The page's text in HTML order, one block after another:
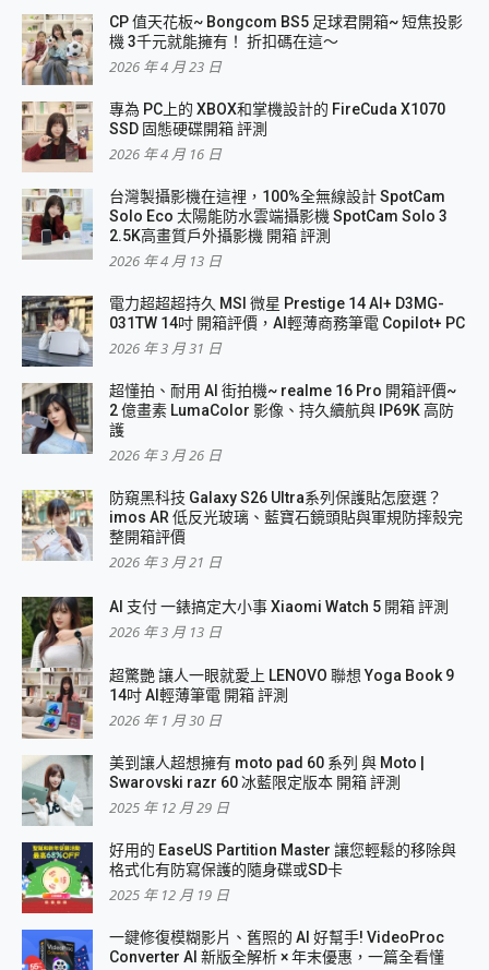
CP 值天花板~ Bongcom BS5 足球君開箱~ 短焦投影
機 3千元就能擁有！ 折扣碼在這～
2026 年 4 月 23 日
專為 PC上的 XBOX和掌機設計的 FireCuda X1070
SSD 固態硬碟開箱 評測
2026 年 4 月 16 日
台灣製攝影機在這裡，100%全無線設計 SpotCam
Solo Eco 太陽能防水雲端攝影機 SpotCam Solo 3
2.5K高畫質戶外攝影機 開箱 評測
2026 年 4 月 13 日
電力超超超持久 MSI 微星 Prestige 14 AI+ D3MG-
031TW 14吋 開箱評價，AI輕薄商務筆電 Copilot+ PC
2026 年 3 月 31 日
超懂拍、耐用 AI 街拍機~ realme 16 Pro 開箱評價~
2 億畫素 LumaColor 影像、持久續航與 IP69K 高防
護
2026 年 3 月 26 日
防窺黑科技 Galaxy S26 Ultra系列保護貼怎麼選？
imos AR 低反光玻璃、藍寶石鏡頭貼與軍規防摔殼完
整開箱評價
2026 年 3 月 21 日
AI 支付 一錶搞定大小事 Xiaomi Watch 5 開箱 評測
2026 年 3 月 13 日
超驚艷 讓人一眼就愛上 LENOVO 聯想 Yoga Book 9
14吋 AI輕薄筆電 開箱 評測
2026 年 1 月 30 日
美到讓人超想擁有 moto pad 60 系列 與 Moto |
Swarovski razr 60 冰藍限定版本 開箱 評測
2025 年 12 月 29 日
好用的 EaseUS Partition Master 讓您輕鬆的移除與
格式化有防寫保護的隨身碟或SD卡
2025 年 12 月 19 日
一鍵修復模糊影片、舊照的 AI 好幫手! VideoProc
Converter AI 新版全解析 × 年末優惠，一篇全看懂